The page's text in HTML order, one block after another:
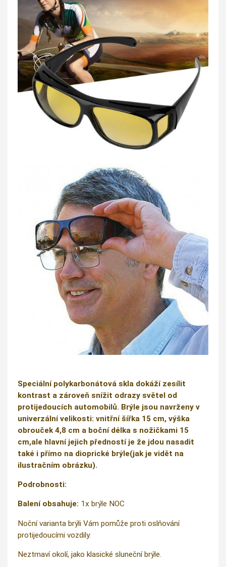
Speciální polykarbonátová skla dokáží zesílit
kontrast a zároveň snížit odrazy světel od
protijedoucích automobilů. Brýle jsou navrženy v
univerzální velikosti: vnitřní šířka 15 cm, výška
obrouček 4,8 cm a boční délka s nožičkami 15
cm,ale hlavní jejich předností je že jdou nasadit
také i přímo na dioprické brýle(jak je vidět na
ilustračním obrázku).
Podrobnosti:
Balení obsahuje: 1x brýle NOC
Noční varianta brýli Vám pomůže proti oslňování
protijedoucími vozdily.
Neztmaví okolí, jako klasické sluneční brýle.